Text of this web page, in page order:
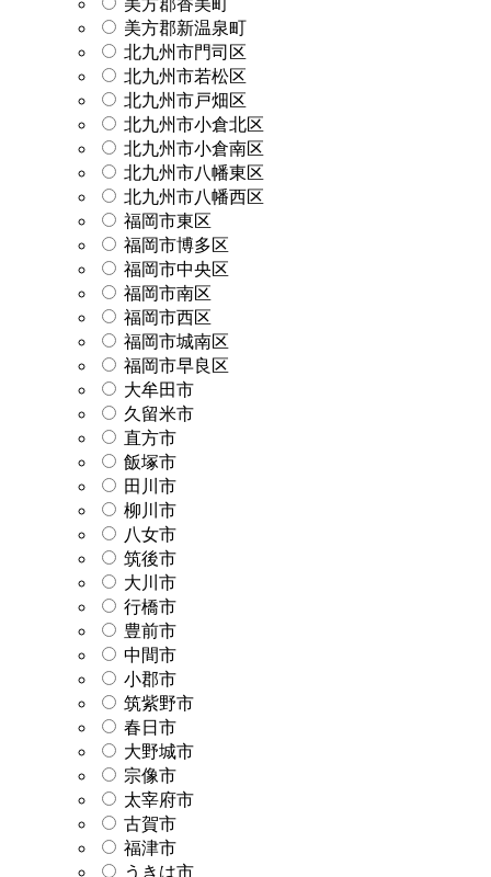
美方郡新温泉町
北九州市門司区
北九州市若松区
北九州市戸畑区
北九州市小倉北区
北九州市小倉南区
北九州市八幡東区
北九州市八幡西区
福岡市東区
福岡市博多区
福岡市中央区
福岡市南区
福岡市西区
福岡市城南区
福岡市早良区
大牟田市
久留米市
直方市
飯塚市
田川市
柳川市
八女市
筑後市
大川市
行橋市
豊前市
中間市
小郡市
筑紫野市
春日市
大野城市
宗像市
太宰府市
古賀市
福津市
うきは市